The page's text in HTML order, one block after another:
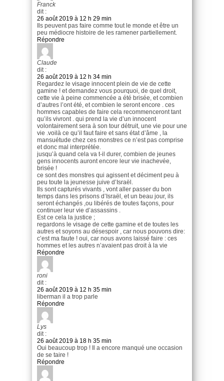
Franck
dit :
26 août 2019 à 12 h 29 min
Ils peuvent pas faire comme tout le monde et être un
peu médiocre histoire de les ramener partiellement.
Répondre
Claude
dit :
26 août 2019 à 12 h 34 min
Regardez le visage innocent plein de vie de cette
gamine ! et demandez vous pourquoi, de quel droit,
cette vie à peine commencée a été brisée, et combien
d’autres l’ont été, et combien le seront encore . ces
hommes capables de faire cela recommenceront tant
qu’ils vivront . qui prend la vie d’un innocent
volontairement sera à son tour détruit, une vie pour une
vie .voilà ce qu’il faut faire et sans état d’âme , la
mansuétude chez ces monstres ce n’est pas comprise
et donc mal interprétée.
jusqu’à quand cela va t-il durer, combien de jeunes
gens innocents auront encore leur vie inachevée,
brisée !
ce sont des monstres qui agissent et déciment peu à
peu toute la jeunesse juive d’Israël.
Ils sont capturés vivants , vont aller passer du bon
temps dans les prisons d’Israël, et un beau jour, ils
seront échangés ,ou libérés de toutes façons, pour
continuer leur vie d’assassins .
Est ce cela la justice ;
regardons le visage de cette gamine et de toutes les
autres et soyons au désespoir , car nous pouvons dire:
c’est ma faute ! oui, car nous avons laissé faire : ces
hommes et les autres n’avaient pas droit à la vie
Répondre
roni
dit :
26 août 2019 à 12 h 35 min
liberman il a trop parle
Répondre
Lys
dit :
26 août 2019 à 18 h 35 min
Oui beaucoup trop ! Il a encore manqué une occasion
de se taire !
Répondre